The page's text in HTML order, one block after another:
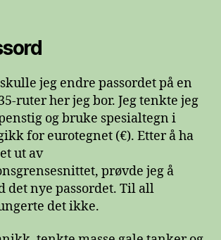
klient
jeg endre passordet på en
ruter her jeg bor. Jeg tenkte jeg
og bruke spesialtegn i
for eurotegnet (€). Etter å ha
ut av
prøvde jeg å
det nye passordet. Til all
det ikke.